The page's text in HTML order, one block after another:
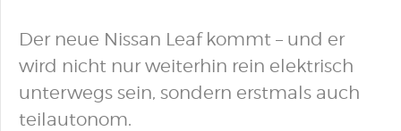
Der neue Nissan Leaf kommt – und er
wird nicht nur weiterhin rein elektrisch
unterwegs sein, sondern erstmals auch
teilautonom.